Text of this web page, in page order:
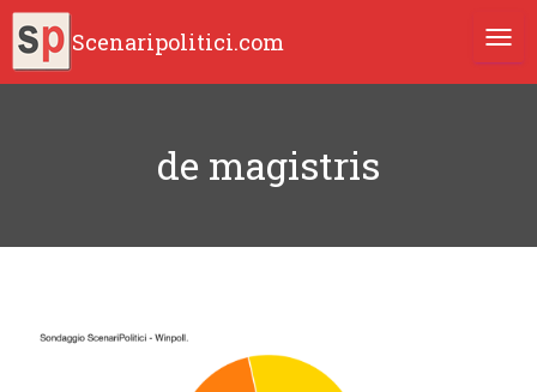
Scenaripolitici.com
de magistris